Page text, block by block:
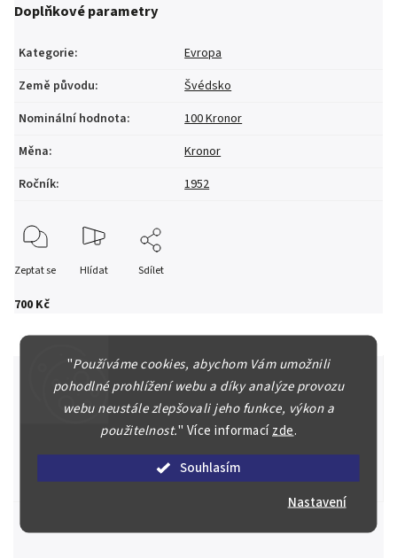
"Používáme cookies, abychom Vám umožnili
pohodlné prohlížení webu a díky analýze provozu
webu neustále zlepšovali jeho funkce, výkon a
použitelnost." Více informacízde.
Souhlasím
Nastavení
700 Kč
Doplňkové parametry
Kategorie:
Evropa
Země původu:
Švédsko
Nominální hodnota:
100 Kronor
Měna:
Kronor
Ročník: 1952
Zeptat se Hlídat Sdílet
Špičkové služby za nejlepší ceny
Posoudíme kvalitu a pravost Vašeho materiálu, prodáme v naší
aukci nebo Vám poradíme kam investovat.